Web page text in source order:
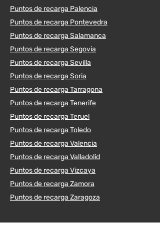
Puntos de recarga Palencia
Puntos de recarga Pontevedra
Puntos de recarga Salamanca
Puntos de recarga Segovia
Puntos de recarga Sevilla
Puntos de recarga Soria
Puntos de recarga Tarragona
Puntos de recarga Tenerife
Puntos de recarga Teruel
Puntos de recarga Toledo
Puntos de recarga Valencia
Puntos de recarga Valladolid
Puntos de recarga Vizcaya
Puntos de recarga Zamora
Puntos de recarga Zaragoza